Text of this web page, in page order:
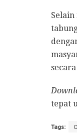
secara
tepat
Tags: